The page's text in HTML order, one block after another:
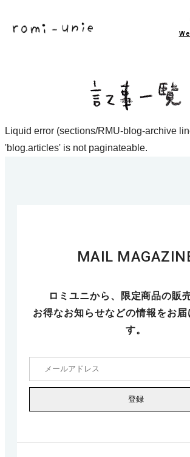
ン
む
Liquid error (sections/RMU-blog-archive
'blog.articles' is not paginateable.
MAIL
ロミユニから、限定商品の販
お得なお知らせなどの情報をお届
す。
登録